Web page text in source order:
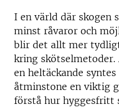
I en värld där skogen
minst råvaror och
blir det allt mer
kring
en heltäckande
åtminstone en viktig
förstå hur hyggesfritt